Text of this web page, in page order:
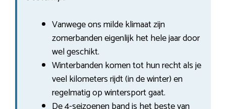
Vanwege ons milde klimaat zijn
zomerbanden eigenlijk het hele jaar door
wel geschikt.
Winterbanden komen tot hun recht als je
veel kilometers rijdt (in de winter) en
regelmatig op wintersport gaat.